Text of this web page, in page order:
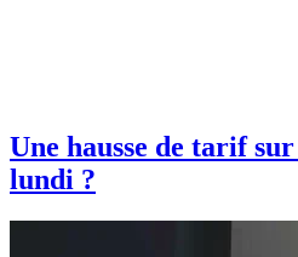
Une hausse de tarif
lundi ?